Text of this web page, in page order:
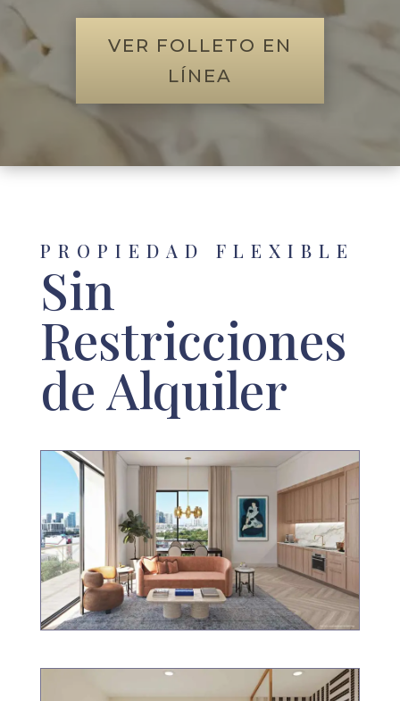
VER FOLLETO EN
LÍNEA
PROPIEDAD FLEXIBLE
Sin
Restricciones
de Alquiler